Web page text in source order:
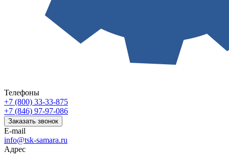
Телефоны
+7 (800) 33-33-875
+7 (846) 97-97-086
Заказать звонок
E-mail
info@tsk-samara.ru
Адрес